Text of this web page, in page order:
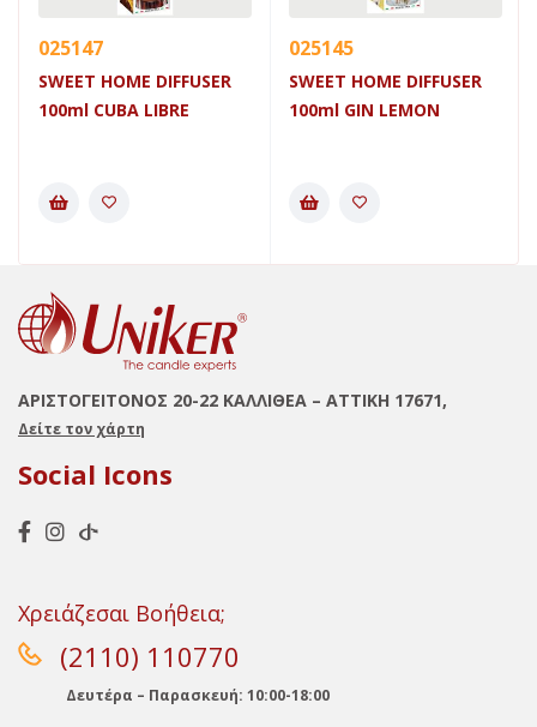
025147
SWEET HOME DIFFUSER
100ml CUBA LIBRE
025145
SWEET HOME DIFFUSER
100ml GIN LEMON
ΑΡΙΣΤΟΓΕΙΤΟΝΟΣ 20-22 ΚΑΛΛΙΘΕΑ – ΑΤΤΙΚΗ 17671,
Δείτε τον χάρτη
Social Icons
Χρειάζεσαι Βοήθεια;
(2110) 110770
Δευτέρα – Παρασκευή: 10:00-18:00